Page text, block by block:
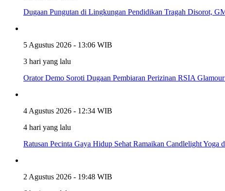
Dugaan Pungutan di Lingkungan Pendidikan Tragah Disorot,
5 Agustus 2026 - 13:06 WIB
3 hari yang lalu
Orator Demo Soroti Dugaan Pembiaran Perizinan RSIA
4 Agustus 2026 - 12:34 WIB
4 hari yang lalu
Ratusan Pecinta Gaya Hidup Sehat Ramaikan Candlelight Yoga
2 Agustus 2026 - 19:48 WIB